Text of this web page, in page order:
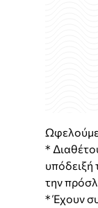
*
υπόδειξή
την
* Έχουν